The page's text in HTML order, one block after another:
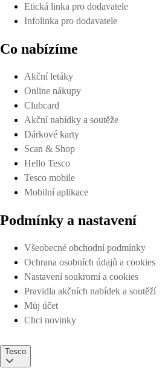
Etická linka pro dodavatele
Infolinka pro dodavatele
Co nabízíme
Akční letáky
Online nákupy
Clubcard
Akční nabídky a soutěže
Dárkové karty
Scan & Shop
Hello Tesco
Tesco mobile
Mobilní aplikace
Podmínky a nastavení
Všeobecné obchodní podmínky
Ochrana osobních údajů a cookies
Nastavení soukromí a cookies
Pravidla akčních nabídek a soutěží
Můj účet
Chci novinky
Tesco